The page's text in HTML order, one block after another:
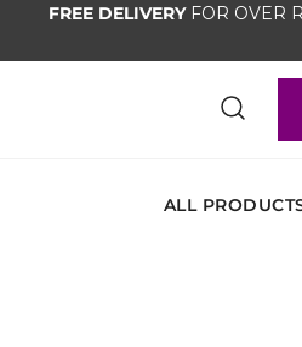
FREE DELIVERYFOR OVER
ALL